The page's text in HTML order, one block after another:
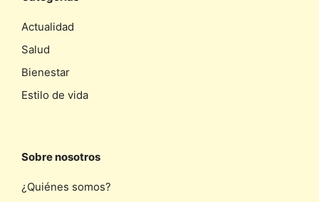
Actualidad
Salud
Bienestar
Estilo de vida
Sobre nosotros
¿Quiénes somos?